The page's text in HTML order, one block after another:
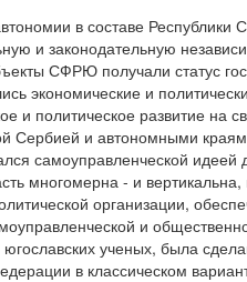
в составе
и законодательную
СФРЮ получали статус
экономические и
и политическое развитие на
Сербией и автономными
самоуправленческой идеей
многомерна - и
организации,
и
ученых, была
в классическом